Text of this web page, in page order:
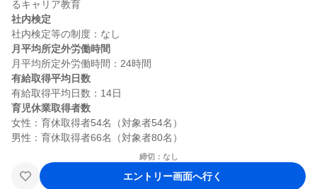
社内検定
月平均所定外労働時間
有給取得平均日数
育児休業取得者数
女性：育休取得者54名（対象者54名）
締切：なし
エントリー画面へ行く